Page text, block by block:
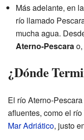
Más adelante, en
río llamado
mucha agua.
Aterno-Pescara
¿Dónde
El río Aterno-
afluentes, como el
Mar Adriático, justo